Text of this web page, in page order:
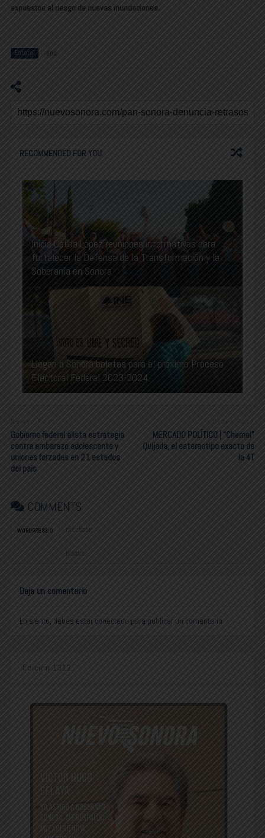
expuestos al riesgo de nuevas inundaciones.
Estatal 800
RECOMMENDED FOR YOU
Inicia Celida López reuniones informativas para
fortalecer la Defensa de la Transformación y la
Soberanía en Sonora
Llegan a Sonora boletas para el próximo Proceso
Electoral Federal 2023-2024.
Newer Post
Gobierno federal alista estrategia
contra embarazo adolescente y
uniones forzadas en 21 estados
del país
Older Post
MERCADO POLÍTICO | “Chemel”
Quijada, el estereotipo exacto de
la 4T
COMMENTS
WORDPRESS: 0 FACEBOOK:
DISQUS:
Deja un comentario
Lo siento, debes estar conectado para publicar un comentario.
Edición 1312